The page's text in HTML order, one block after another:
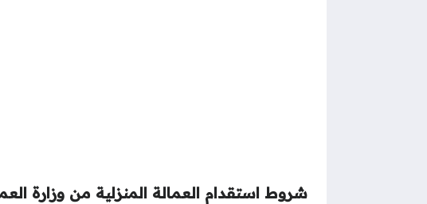
شروط استقدام العمالة المنزلية من وزارة